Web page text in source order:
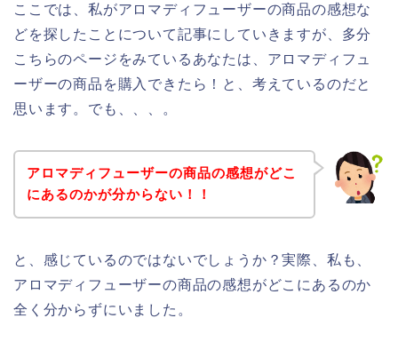
ここでは、私がアロマディフューザーの商品の感想な
どを探したことについて記事にしていきますが、多分
こちらのページをみているあなたは、アロマディフュ
ーザーの商品を購入できたら！と、考えているのだと
思います。でも、、、。
アロマディフューザーの商品の感想がどこ
にあるのかが分からない！！
と、感じているのではないでしょうか？実際、私も、
アロマディフューザーの商品の感想がどこにあるのか
全く分からずにいました。